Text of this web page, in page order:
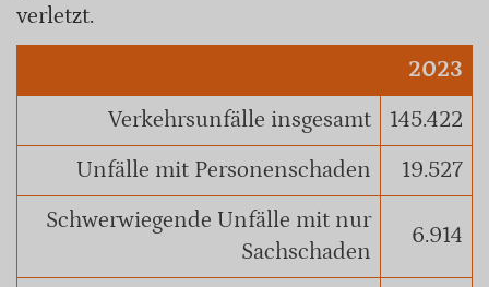
verletzt.
2023
Verkehrsunfälle insgesamt
145.422
Unfälle mit Personenschaden
19.527
Schwerwiegende Unfälle mit nur
Sachschaden
6.914